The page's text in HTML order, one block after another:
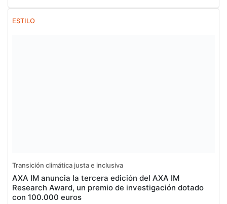
ESTILO
Transición climática justa e inclusiva
AXA IM anuncia la tercera edición del AXA IM
Research Award, un premio de investigación dotado
con 100.000 euros